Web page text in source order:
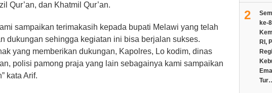
Qur’an, dan Khatmil Qur’an.
sampaikan terimakasih kepada bupati Melawi yang telah
dukungan sehingga kegiatan ini bisa berjalan sukses.
yang memberikan dukungan, Kapolres, Lo kodim, dinas
polisi pamong praja yang lain sebagainya kami sampaikan
kata Arif.
2
ke-
RI,